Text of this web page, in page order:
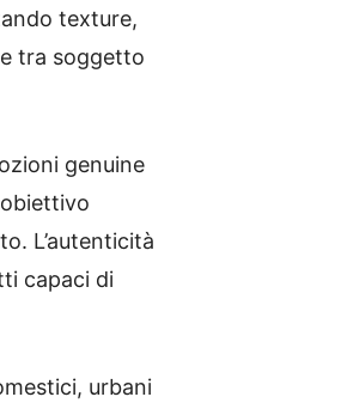
texture,
tra soggetto
genuine
L’autenticità
capaci di
urbani